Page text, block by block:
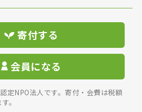
寄付する
会員になる
NPO法人です。寄付・会費は税額
。